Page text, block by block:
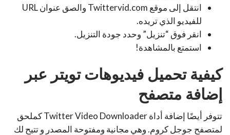
انتقل إلى موقع Twittervid.com والصق عنوان URL
للفيديو الذي تريده.
انقر فوق “تنزيل” وحدد جودة التنزيل.
استمتع بالمشاهدة!
كيفية تحميل فيديوهات تويتر عبر
إضافة متصفح
تتوفر أيضًا إضافة أداة Twitter Video Downloader كملحق
لمتصفح جوجل كروم. وهي مجانية ومفتوحة المصدر و تتيح لك